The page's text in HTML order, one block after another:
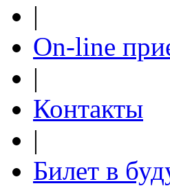
|
On-line
|
Контакты
|
Билет в